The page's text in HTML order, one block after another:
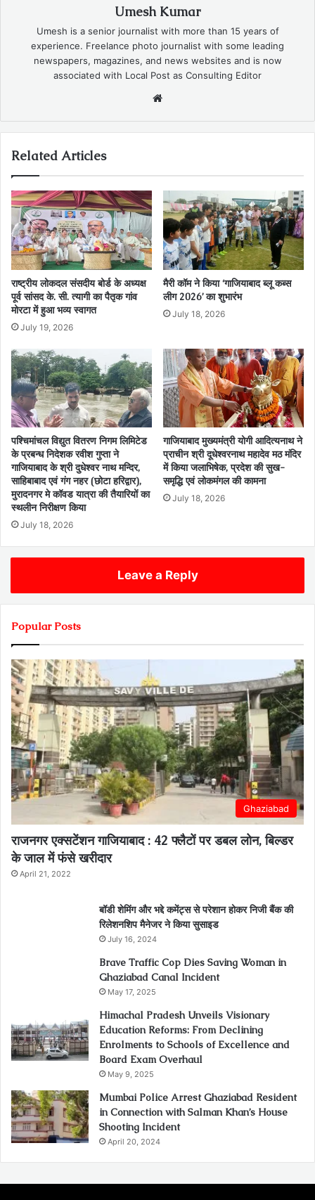
Umesh Kumar
Umesh is a senior journalist with more than 15 years of
experience. Freelance photo journalist with some leading
newspapers, magazines, and news websites and is now
associated with Local Post as Consulting Editor
Related Articles
राष्ट्रीय लोकदल संसदीय बोर्ड के अध्यक्ष
पूर्व सांसद के. सी. त्यागी का पैतृक गांव
मोरटा में हुआ भव्य स्वागत
July 19, 2026
मैरी कॉम ने किया ‘गाजियाबाद ब्लू कब्स
लीग 2026’ का शुभारंभ
July 18, 2026
पश्चिमांचल विद्युत वितरण निगम लिमिटेड
के प्रबन्ध निदेशक रवीश गुप्ता ने
गाजियाबाद के श्री दुधेश्वर नाथ मन्दिर,
साहिबाबाद एवं गंग नहर (छोटा हरिद्वार),
मुरादनगर मे कॉवड यात्रा की तैयारियों का
स्थलीन निरीक्षण किया
July 18, 2026
गाजियाबाद मुख्यमंत्री योगी आदित्यनाथ ने
प्राचीन श्री दूधेश्वरनाथ महादेव मठ मंदिर
में किया जलाभिषेक, प्रदेश की सुख-
समृद्धि एवं लोकमंगल की कामना
July 18, 2026
Leave a Reply
Popular Posts
Ghaziabad
राजनगर एक्सटेंशन गाजियाबाद : 42 फ्लैटों पर डबल लोन, बिल्डर
के जाल में फंसे खरीदार
April 21, 2022
बॉडी शेमिंग और भद्दे कमेंट्स से परेशान होकर निजी बैंक की
रिलेशनशिप मैनेजर ने किया सुसाइड
July 16, 2024
Brave Traffic Cop Dies Saving Woman in
Ghaziabad Canal Incident
May 17, 2025
Himachal Pradesh Unveils Visionary
Education Reforms: From Declining
Enrolments to Schools of Excellence and
Board Exam Overhaul
May 9, 2025
Mumbai Police Arrest Ghaziabad Resident
in Connection with Salman Khan’s House
Shooting Incident
April 20, 2024